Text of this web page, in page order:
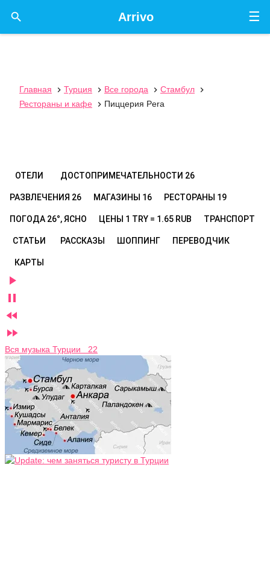
☰
Arrivo

Главная  Турция  Все города  Стамбул

Рестораны и кафе
 Пиццерия Pera
ОТЕЛИ ДОСТОПРИМЕЧАТЕЛЬНОСТИ 26
РАЗВЛЕЧЕНИЯ 26 МАГАЗИНЫ 16 РЕСТОРАНЫ 19
ПОГОДА 26°, ЯСНО ЦЕНЫ 1 TRY = 1.65 RUB ТРАНСПОРТ
СТАТЬИ РАССКАЗЫ ШОППИНГ ПЕРЕВОДЧИК
КАРТЫ




Вся музыка Турции 22